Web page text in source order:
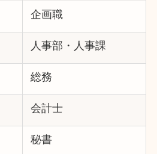
企画職
人事部・人事課
総務
会計士
秘書